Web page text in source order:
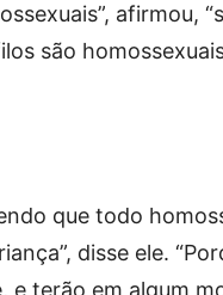
afirmou,
são
que todo
disse ele.
e terão em algum